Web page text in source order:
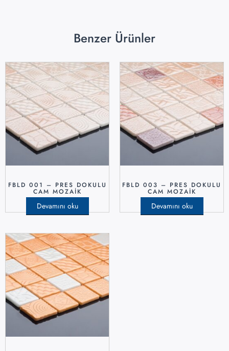
Benzer Ürünler
FBLD 001 – PRES DOKULU
CAM MOZAIK
Devamını oku
FBLD 003 – PRES DOKULU
CAM MOZAIK
Devamını oku